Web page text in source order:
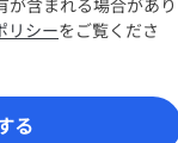
が含まれる場合があり
リシーをご覧くださ
る